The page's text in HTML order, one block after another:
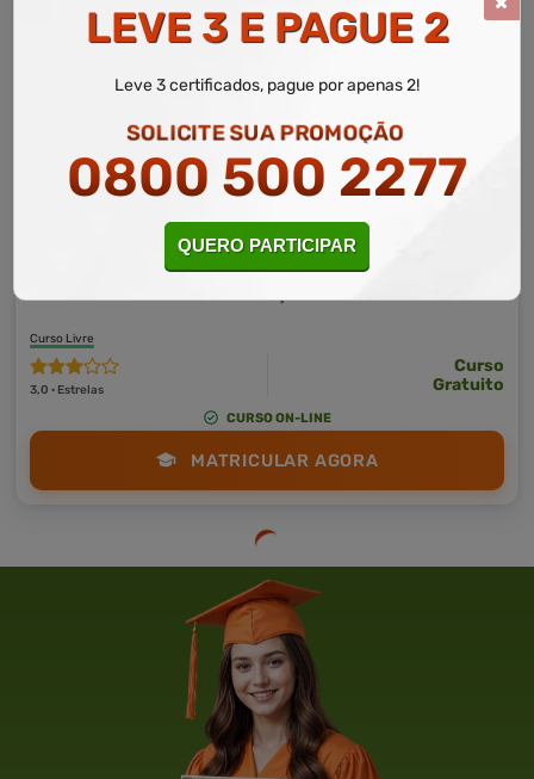
Logística 10 a 60 horas
Curso Livre
3,0 · Estrelas
Curso
Gratuito
CURSO ON-LINE
MATRICULAR AGORA
LEVE 3 E PAGUE 2
Leve 3 certificados, pague por apenas 2!
SOLICITE SUA PROMOÇÃO
0800 500 2277
QUERO PARTICIPAR